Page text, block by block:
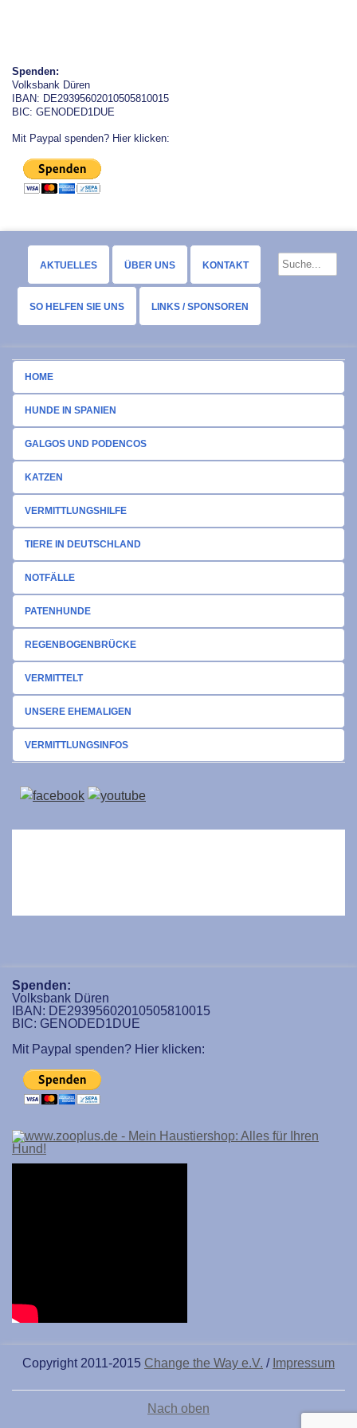
Spenden:
Volksbank Düren
IBAN: DE29395602010505810015
BIC: GENODED1DUE
Mit Paypal spenden? Hier klicken:
AKTUELLES ÜBER UNS KONTAKT
SO HELFEN SIE UNS LINKS / SPONSOREN
HOME
HUNDE IN SPANIEN
GALGOS UND PODENCOS
KATZEN
VERMITTLUNGSHILFE
TIERE IN DEUTSCHLAND
NOTFÄLLE
PATENHUNDE
REGENBOGENBRÜCKE
VERMITTELT
UNSERE EHEMALIGEN
VERMITTLUNGSINFOS
Spenden:
Volksbank Düren
IBAN: DE29395602010505810015
BIC: GENODED1DUE
Mit Paypal spenden? Hier klicken:
Copyright 2011-2015 Change the Way e.V. / Impressum
Nach oben